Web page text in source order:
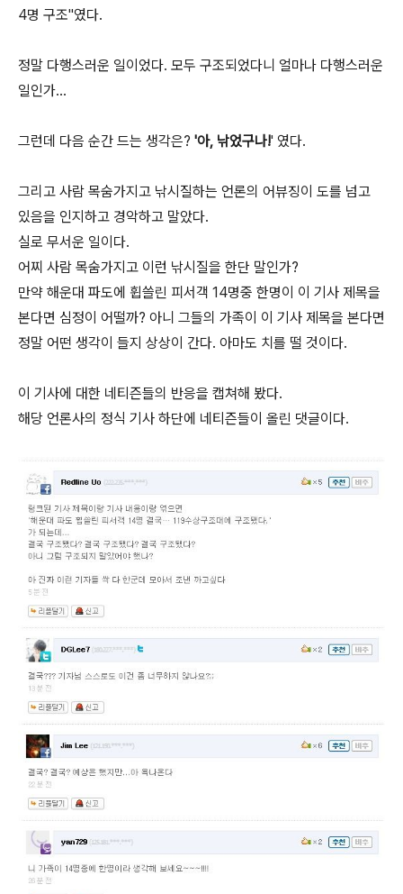
4명 구조"였다.
정말 다행스러운 일이었다. 모두 구조되었다니 얼마나 다행스러운
일인가...
그런데 다음 순간 드는 생각은? '아, 낚었구나!' 였다.
그리고 사람 목숨가지고 낚시질하는 언론의 어뷰징이 도를 넘고
있음을 인지하고 경악하고 말았다.
실로 무서운 일이다.
어찌 사람 목숨가지고 이런 낚시질을 한단 말인가?
만약 해운대 파도에 휩쓸린 피서객 14명중 한명이 이 기사 제목을
본다면 심정이 어떨까? 아니 그들의 가족이 이 기사 제목을 본다면
정말 어떤 생각이 들지 상상이 간다. 아마도 치를 떨 것이다.
이 기사에 대한 네티즌들의 반응을 캡쳐해 봤다.
해당 언론사의 정식 기사 하단에 네티즌들이 올린 댓글이다.